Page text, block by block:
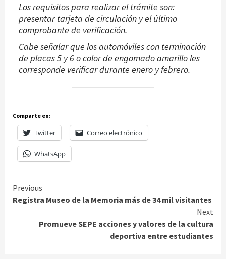
Los requisitos para realizar el trámite son:
presentar tarjeta de circulación y el último
comprobante de verificación.
Cabe señalar que los automóviles con terminación
de placas 5 y 6 o color de engomado amarillo les
corresponde verificar durante enero y febrero.
Comparte en:
Twitter Correo electrónico
WhatsApp
Continue
Reading
Previous
Registra Museo de la Memoria más de 34 mil visitantes
Next
Promueve SEPE acciones y valores de la cultura
deportiva entre estudiantes